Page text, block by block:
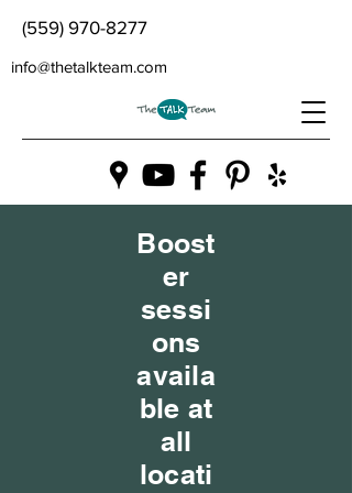
(559) 970-8277
info@thetalkteam.com
Boost
er
sessi
ons
availa
ble at
all
locati